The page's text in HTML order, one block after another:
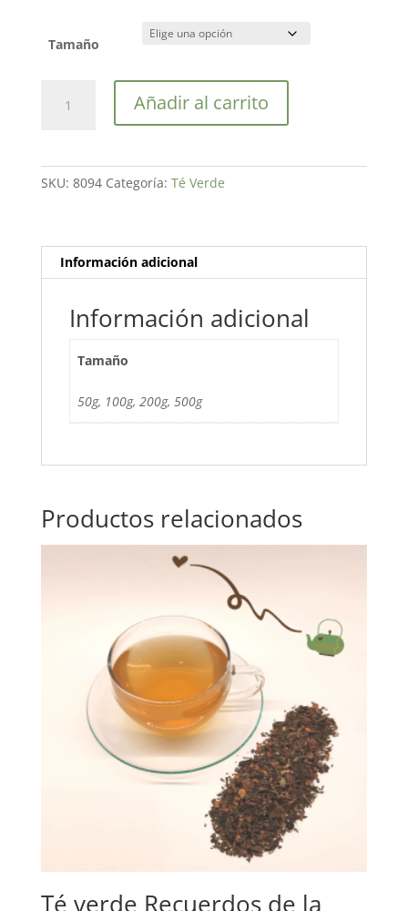
Tamaño
Verde
Añadir al carrito
SKU: 8094 Categoría: Té Verde
Información adicional
Información adicional
Tamaño
50g, 100g, 200g, 500g
Productos relacionados
Té verde Recuerdos de la